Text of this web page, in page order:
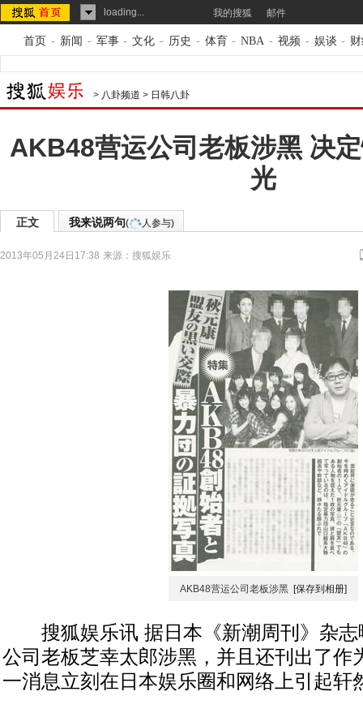
loading... 我的搜狐 邮件
首页 - 新闻 - 军事 - 文化 - 历史 - 体育 - NBA - 视频 - 娱谈 -
> 八卦频道 > 日韩八卦
AKB48营运公司老板涉黑 决
光
正文 我来说两句( 人参与)
2013年05月24日17:38 来源： 搜狐娱乐
AKB48营运公司老板涉黑 [保存到相册]
搜狐娱乐讯 据日本《新潮周刊》杂志
公司老板芝幸太郎涉黑，并且还刊出了作
一消息立刻在日本娱乐圈和网络上引起轩